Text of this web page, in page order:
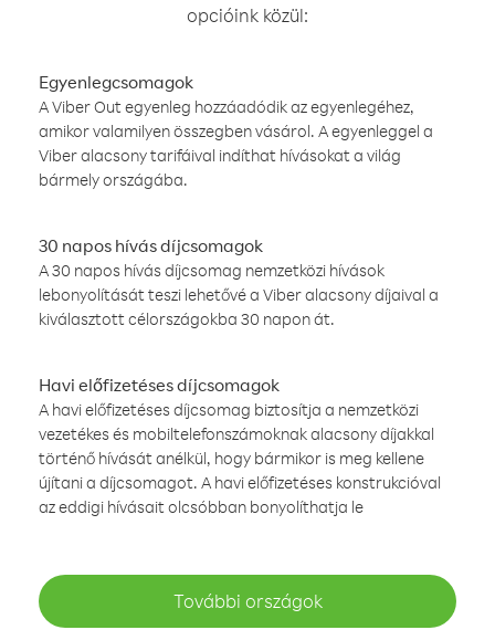
opcióink közül:
Egyenlegcsomagok
A Viber Out egyenleg hozzáadódik az egyenlegéhez,
amikor valamilyen összegben vásárol. A egyenleggel a
Viber alacsony tarifáival indíthat hívásokat a világ
bármely országába.
30 napos hívás díjcsomagok
A 30 napos hívás díjcsomag nemzetközi hívások
lebonyolítását teszi lehetővé a Viber alacsony díjaival a
kiválasztott célországokba 30 napon át.
Havi előfizetéses díjcsomagok
A havi előfizetéses díjcsomag biztosítja a nemzetközi
vezetékes és mobiltelefonszámoknak alacsony díjakkal
történő hívását anélkül, hogy bármikor is meg kellene
újítani a díjcsomagot. A havi előfizetéses konstrukcióval
az eddigi hívásait olcsóbban bonyolíthatja le
További országok